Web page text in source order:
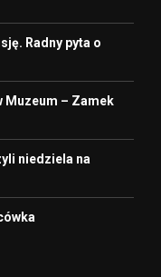
Radny pyta o
Muzeum – Zamek
niedziela na